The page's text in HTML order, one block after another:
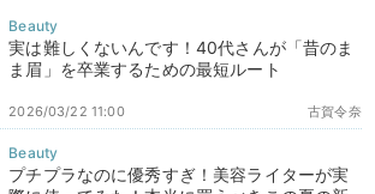
実は難しくないんです！40代さんが「昔のま
ま眉」を卒業するための最短ルート
古賀令奈
2026/03/22 11:00
プチプラなのに優秀すぎ！美容ライターが実